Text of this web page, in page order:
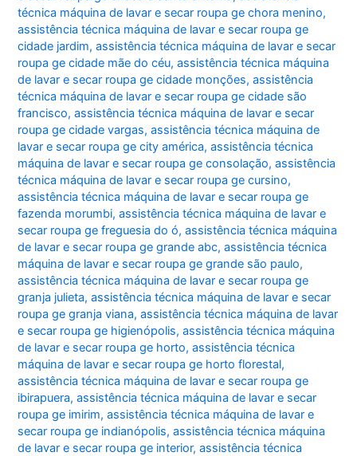
técnica máquina de lavar e secar roupa ge chora menino,
assistência técnica máquina de lavar e secar roupa ge
cidade jardim,assistência técnica máquina de lavar e secar
roupa ge cidade mãe do céu,assistência técnica máquina
de lavar e secar roupa ge cidade monções,assistência
técnica máquina de lavar e secar roupa ge cidade são
francisco,assistência técnica máquina de lavar e secar
roupa ge cidade vargas,assistência técnica máquina de
lavar e secar roupa ge city américa,assistência técnica
máquina de lavar e secar roupa ge consolação,assistência
técnica máquina de lavar e secar roupa ge cursino,
assistência técnica máquina de lavar e secar roupa ge
fazenda morumbi,assistência técnica máquina de lavar e
secar roupa ge freguesia do ó,assistência técnica máquina
de lavar e secar roupa ge grande abc,assistência técnica
máquina de lavar e secar roupa ge grande são paulo,
assistência técnica máquina de lavar e secar roupa ge
granja julieta,assistência técnica máquina de lavar e secar
roupa ge granja viana,assistência técnica máquina de lavar
e secar roupa ge higienópolis,assistência técnica máquina
de lavar e secar roupa ge horto,assistência técnica
máquina de lavar e secar roupa ge horto florestal,
assistência técnica máquina de lavar e secar roupa ge
ibirapuera,assistência técnica máquina de lavar e secar
roupa ge imirim,assistência técnica máquina de lavar e
secar roupa ge indianópolis,assistência técnica máquina
de lavar e secar roupa ge interior,assistência técnica